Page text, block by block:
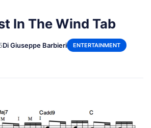
In The Wind Tab
Di Giuseppe Barbieri ENTERTAINMENT